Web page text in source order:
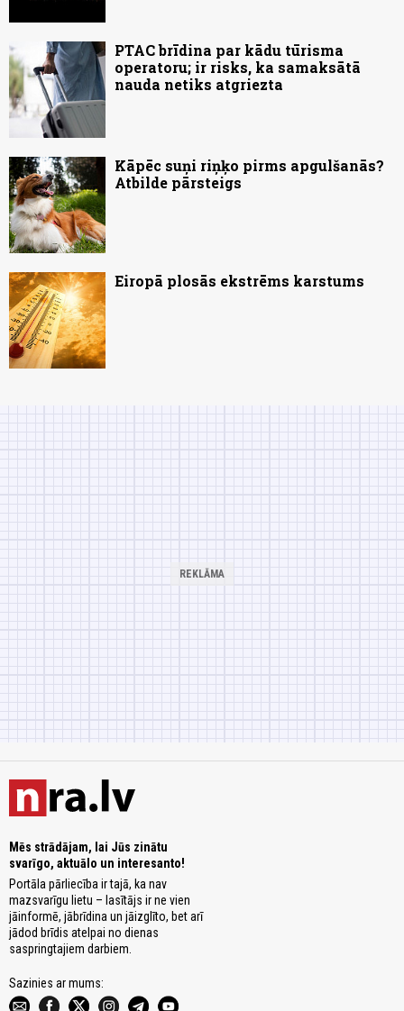
PTAC brīdina par kādu tūrisma
operatoru; ir risks, ka samaksātā
nauda netiks atgriezta
Kāpēc suņi riņķo pirms apgulšanās?
Atbilde pārsteigs
Eiropā plosās ekstrēms karstums
Mēs strādājam, lai Jūs zinātu
svarīgo, aktuālo un interesanto!
Portāla pārliecība ir tajā, ka nav
mazsvarīgu lietu – lasītājs ir ne vien
jāinformē, jābrīdina un jāizglīto, bet arī
jādod brīdis atelpai no dienas
saspringtajiem darbiem.
Sazinies ar mums: